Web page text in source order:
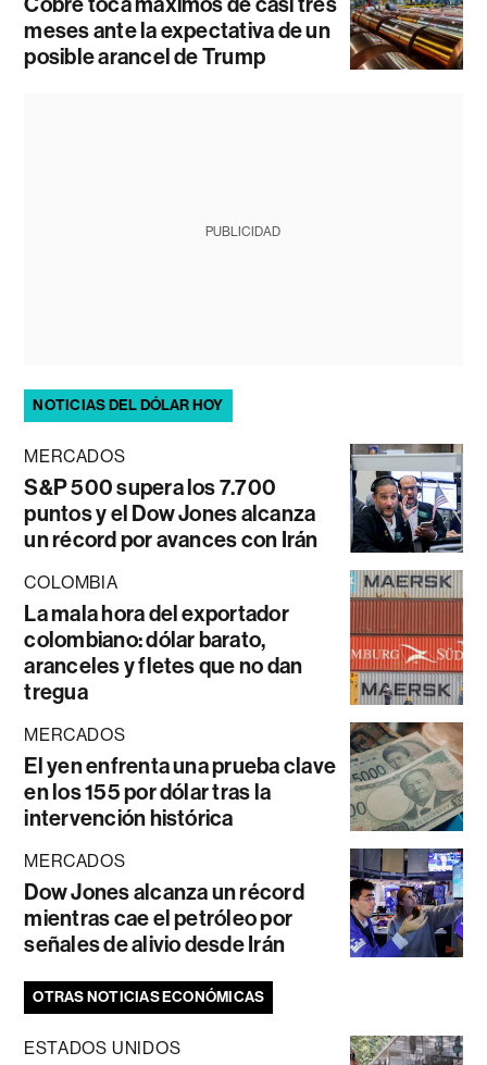
meses ante la expectativa de un
posible arancel de Trump
PUBLICIDAD
NOTICIAS DEL DÓLAR HOY
MERCADOS
S&P 500 supera los 7.700
puntos y el Dow Jones alcanza
un récord por avances con Irán
COLOMBIA
La mala hora del exportador
colombiano: dólar barato,
aranceles y fletes que no dan
tregua
MERCADOS
El yen enfrenta una prueba clave
en los 155 por dólar tras la
intervención histórica
MERCADOS
Dow Jones alcanza un récord
mientras cae el petróleo por
señales de alivio desde Irán
OTRAS NOTICIAS ECONÓMICAS
ESTADOS UNIDOS